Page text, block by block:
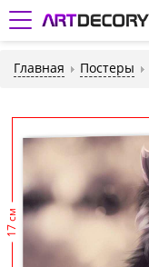
Главная Постеры
17 см